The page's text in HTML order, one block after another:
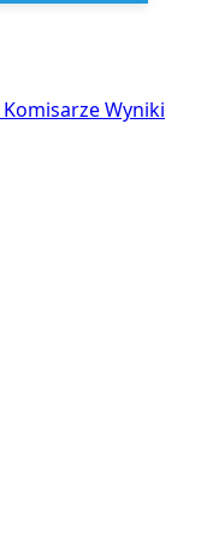
KomisarzeWyniki